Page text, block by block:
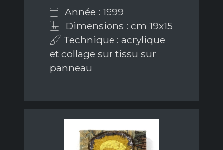
Année : 1999
Dimensions : cm 19x15
Technique : acrylique
et collage sur tissu sur
panneau